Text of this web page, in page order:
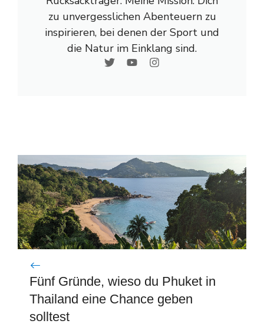
zu unvergesslichen Abenteuern zu
inspirieren, bei denen der Sport und
die Natur im Einklang sind.
Fünf Gründe, wieso du Phuket in
Thailand eine Chance geben
solltest